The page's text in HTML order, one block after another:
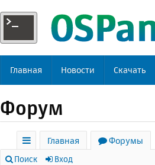
Главная Новости Скачать
Форум
с
Главная
Форумы
Поиск Вход